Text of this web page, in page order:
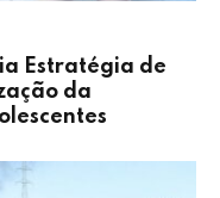
Estratégia de
da